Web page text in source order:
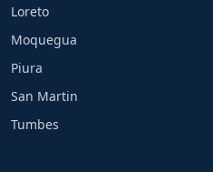
Loreto
Moquegua
Piura
San Martin
Tumbes